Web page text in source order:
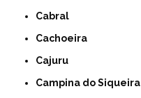
Cabral
Cachoeira
Cajuru
Campina do Siqueira